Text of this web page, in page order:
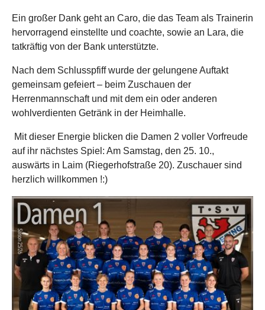
Ein großer Dank geht an Caro, die das Team als Trainerin
hervorragend einstellte und coachte, sowie an Lara, die
tatkräftig von der Bank unterstützte.
Nach dem Schlusspfiff wurde der gelungene Auftakt
gemeinsam gefeiert – beim Zuschauen der
Herrenmannschaft und mit dem ein oder anderen
wohlverdienten Getränk in der Heimhalle.
Mit dieser Energie blicken die Damen 2 voller Vorfreude
auf ihr nächstes Spiel: Am Samstag, den 25. 10.,
auswärts in Laim (Riegerhofstraße 20). Zuschauer sind
herzlich willkommen !:)